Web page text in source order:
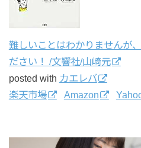
難しいことはわかりませんが
ださい！ /文響社/山崎元
posted with カエレバ
楽天市場
Amazon